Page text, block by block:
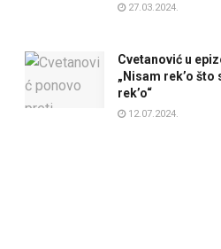
27.03.2024.
Cvetanović u
„Nisam rek’o što
rek’o“
12.07.2024.